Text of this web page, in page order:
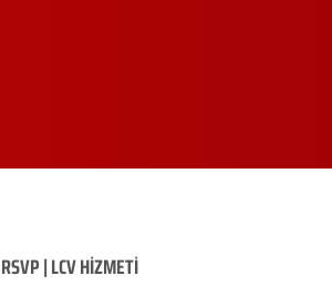
RSVP | LCV HİZMETİ